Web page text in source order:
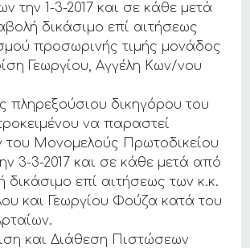
την 1-3-2017 και σε κάθε μετά
δικάσιμο επί αιτήσεως
προσωρινής τιμής μονάδος
Γεωργίου, Αγγέλη Κων/νου
πληρεξούσιου δικηγόρου του
να παραστεί
του Μονομελούς Πρωτοδικείου
3-3-2017 και σε κάθε μετά από
δικάσιμο επί αιτήσεως των κ.κ.
και Γεωργίου Φούζα κατά του
και Διάθεση Πιστώσεων